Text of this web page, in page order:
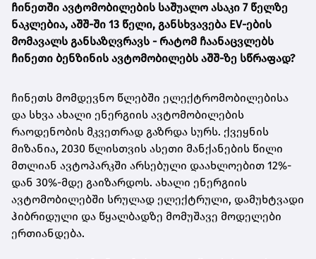
ჩინეთში ავტომობილების საშუალო ასაკი 7 წელზე
ნაკლებია, აშშ-ში 13 წელი, განსხვავება EV-ების
მომავალს განსაზღვრავს - რატომ ჩაანაცვლებს
ჩინეთი ბენზინის ავტომობილებს აშშ-ზე სწრაფად?
ჩინეთს მომდევნო წლებში ელექტრომობილებისა
და სხვა ახალი ენერგიის ავტომობილების
რაოდენობის მკვეთრად გაზრდა სურს. ქვეყნის
მიზანია, 2030 წლისთვის ასეთი მანქანების წილი
მთლიან ავტოპარკში არსებული დაახლოებით 12%-
დან 30%-მდე გაიზარდოს. ახალი ენერგიის
ავტომობილებში სრულად ელექტრული, დამუხტვადი
ჰიბრიდული და წყალბადზე მომუშავე მოდელები
ერთიანდება.